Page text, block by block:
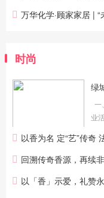
万华化学·顾家家居 | “
时尚
一
业
规
城
以香为名 定“艺”传奇 法
回溯传奇香源，再续非凡情缘
以「香」示爱，礼赞永